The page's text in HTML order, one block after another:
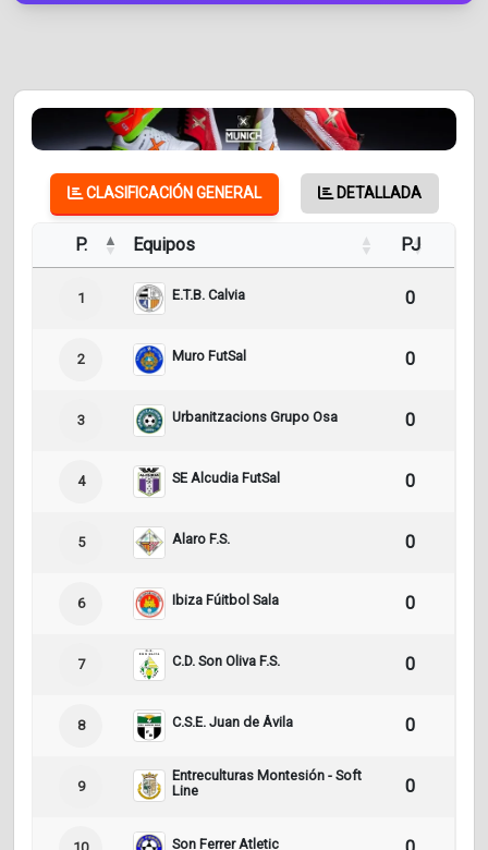
CLASIFICACIÓN GENERAL DETALLADA
P. Equipos PJ
1 E.T.B. Calvia 0
2 Muro FutSal 0
3 Urbanitzacions Grupo Osa 0
4 SE Alcudia FutSal 0
5 Alaro F.S. 0
6 Ibiza Fúitbol Sala 0
7 C.D. Son Oliva F.S. 0
8 C.S.E. Juan de Ávila 0
9
Entreculturas Montesión - Soft
Line
0
Son Ferrer Atletic